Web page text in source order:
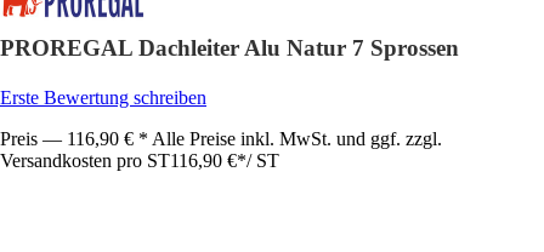
PROREGAL Dachleiter Alu Natur 7 Sprossen
Erste Bewertung schreiben
Preis — 116,90 € * Alle Preise inkl. MwSt. und ggf. zzgl.
Versandkosten pro ST116,90 €*/ ST